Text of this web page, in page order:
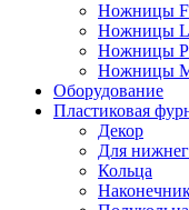
Ножницы
Ножницы
Ножницы
Ножницы
Оборудование
Пластиковая
Декор
Для
Кольца